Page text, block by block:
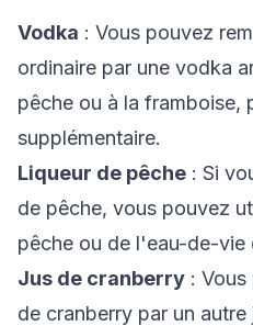
Vodka : Vous pouvez
ordinaire par une vodka
pêche ou à la framboise,
supplémentaire.
Liqueur de pêche : Si
de pêche, vous pouvez
pêche ou de l'eau-de-vie
Jus de cranberry :
de cranberry par un